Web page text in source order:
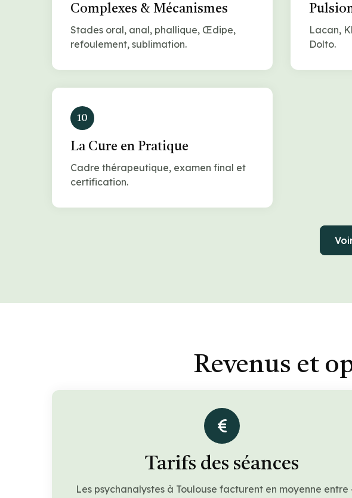
Complexes & Mécanismes
Stades oral, anal, phallique, Œdipe,
refoulement, sublimation.
Lacan,
Dolto.
10
La Cure en Pratique
Cadre thérapeutique, examen final et
certification.
Revenus et
Tarifs des séances
Les psychanalystes à Toulouse facturent en moyenne entre